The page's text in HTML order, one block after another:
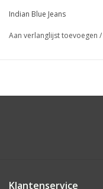
Indian Blue Jeans
Aan verlanglijst toevoegen /
Klantenservice